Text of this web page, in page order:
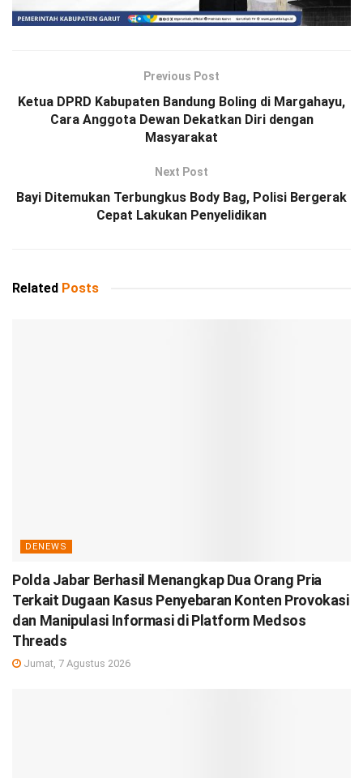
Previous Post
Ketua DPRD Kabupaten Bandung Boling di Margahayu,
Cara Anggota Dewan Dekatkan Diri dengan
Masyarakat
Next Post
Bayi Ditemukan Terbungkus Body Bag, Polisi Bergerak
Cepat Lakukan Penyelidikan
Related Posts
DENEWS
Polda Jabar Berhasil Menangkap Dua Orang Pria
Terkait Dugaan Kasus Penyebaran Konten Provokasi
dan Manipulasi Informasi di Platform Medsos
Threads
Jumat, 7 Agustus 2026